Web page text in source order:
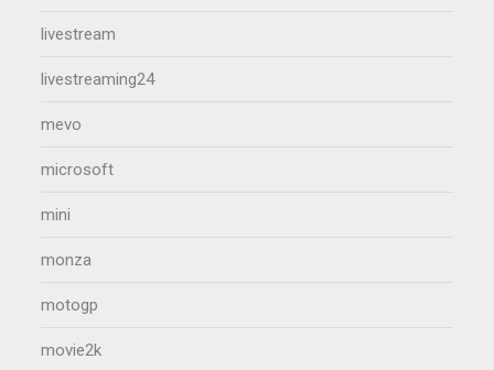
livestream
livestreaming24
mevo
microsoft
mini
monza
motogp
movie2k